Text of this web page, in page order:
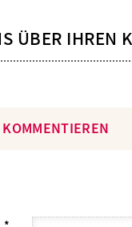
ÜBER IHREN